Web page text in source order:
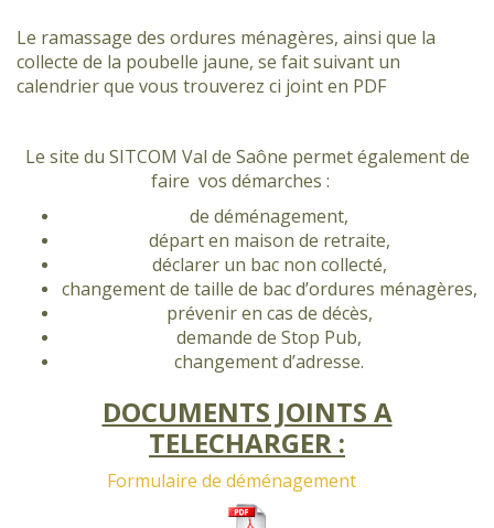
Le ramassage des ordures ménagères, ainsi que la
collecte de la poubelle jaune, se fait suivant un
calendrier que vous trouverez ci joint en PDF
Le site du SITCOM Val de Saône permet également de
faire vos démarches :
de déménagement,
départ en maison de retraite,
déclarer un bac non collecté,
changement de taille de bac d’ordures ménagères,
prévenir en cas de décès,
demande de Stop Pub,
changement d’adresse.
DOCUMENTS JOINTS A
TELECHARGER :
Formulaire de déménagement